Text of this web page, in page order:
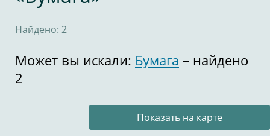
Найдено: 2
Может вы искали: Бумага – найдено
2
Показать на карте